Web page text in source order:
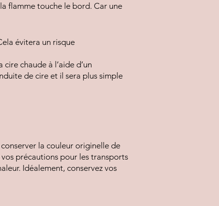
flamme touche le bord. Car une
évitera un risque
chaude à l’aide d’un
de cire et il sera plus simple
la couleur originelle de
précautions pour les transports
Idéalement, conservez vos